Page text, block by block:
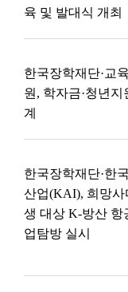
육 및 발대식 개최
한국장학재단·교
원, 학자금·청년지
계
한국장학재단·한
산업(KAI), 희망사
생 대상 K-방산 항
업탐방 실시